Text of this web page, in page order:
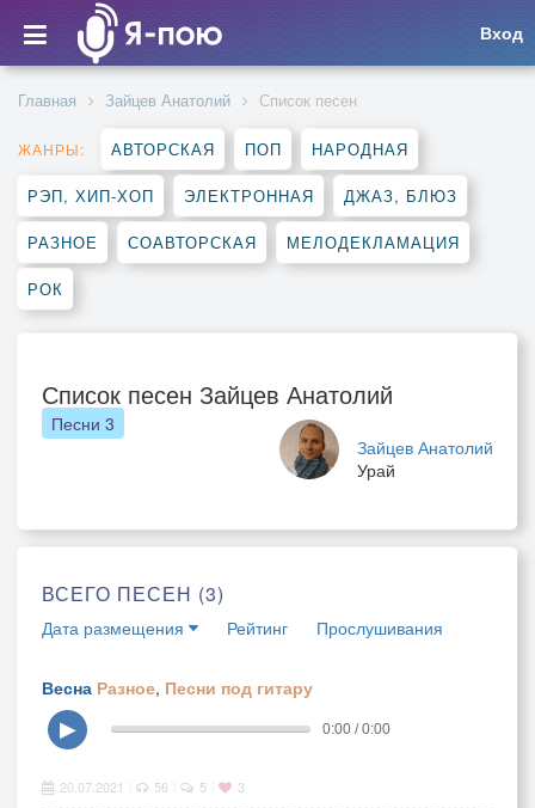
Вход
Главная Зайцев Анатолий Список песен
ЖАНРЫ: АВТОРСКАЯ ПОП НАРОДНАЯ
РЭП, ХИП-ХОП ЭЛЕКТРОННАЯ ДЖАЗ, БЛЮЗ
РАЗНОЕ СОАВТОРСКАЯ МЕЛОДЕКЛАМАЦИЯ
РОК
Список песен Зайцев Анатолий
Зайцев Анатолий
Урай
Песни 3
ВСЕГО ПЕСЕН (3)
Дата размещения Рейтинг Прослушивания
Весна Разное, Песни под гитару
▶
0:00 / 0:00
20.07.2021 56 5 3